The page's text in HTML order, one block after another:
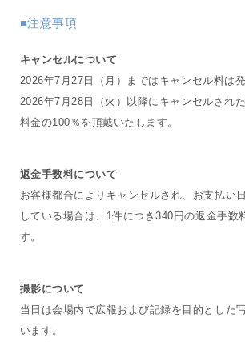
■注意事項
キャンセルについて
2026年7月27日（月）まではキャンセル料は
2026年7月28日（火）以降にキャンセルされ
料金の100％を頂戴いたします。
返金手数料について
お客様都合によりキャンセルされ、お支払い
している場合は、1件につき340円の返金手数
す。
撮影について
当日は会場内で広報および記録を目的とした
います。